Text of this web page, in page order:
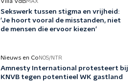
Sekswerk tussen stigma en vrijheid:
'Je hoort vooral de misstanden, niet
de mensen die ervoor kiezen'
Nieuws en Co NOS/NTR
Amnesty International protesteert bij
KNVB tegen potentieel WK gastland